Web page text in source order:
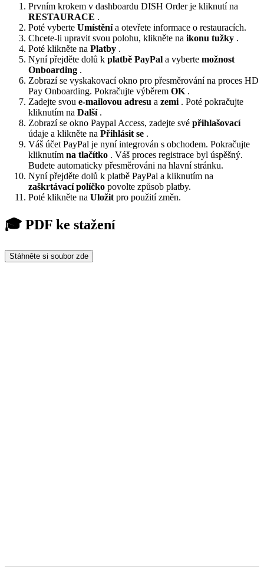
Prvním krokem v dashboardu DISH Order je kliknutí na
RESTAURACE .
Poté vyberte Umístěnía otevřete informace o restauracích.
Chcete-li upravit svou polohu, klikněte na ikonu tužky .
Poté klikněte na Platby .
Nyní přejděte dolů k platbě PayPal a vyberte možnost
Onboarding .
Zobrazí se vyskakovací okno pro přesměrování na proces HD
Pay Onboarding. Pokračujte výběrem OK .
Zadejte svou e-mailovou adresu a zemi . Poté pokračujte
kliknutím na Další.
Zobrazí se okno Paypal Access, zadejte své přihlašovací
údaje a klikněte na Přihlásit se .
Váš účet PayPal je nyní integrován s obchodem. Pokračujte
kliknutím na tlačítko . Váš proces registrace byl úspěšný.
Budete automaticky přesměrováni na hlavní stránku.
Nyní přejděte dolů k platbě PayPal a kliknutím na
zaškrtávací políčko povolte způsob platby.
Poté klikněte na Uložit pro použití změn.
🎓 PDF ke stažení
Stáhněte si soubor zde